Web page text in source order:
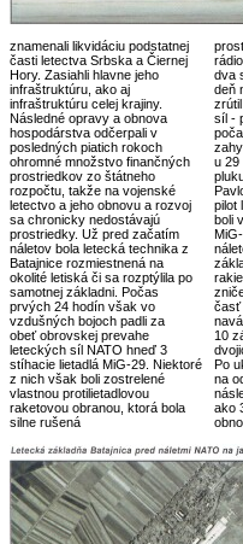
znamenali likvidáciu podstatnej
časti letectva Srbska a Čiernej
Hory. Zasiahli hlavne jeho
infraštruktúru, ako aj
infraštruktúru celej krajiny.
Následné opravy a obnova
hospodárstva odčerpali v
posledných piatich rokoch
ohromné množstvo finančných
prostriedkov zo štátneho
rozpočtu, takže na vojenské
letectvo a jeho obnovu a rozvoj
sa chronicky nedostávajú
prostriedky. Už pred začatím
náletov bola letecká technika z
Batajnice rozmiestnená na
okolité letiská či sa rozptýlila po
samotnej základni. Počas
prvých 24 hodín však vo
vzdušných bojoch padli za
obeť obrovskej prevahe
leteckých síl NATO hneď 3
stíhacie lietadlá MiG-29. Niektoré
z nich však boli zostrelené
vlastnou protilietadlovou
raketovou obranou, ktorá bola
silne rušená
dva
deň
síl -
u 29
pilot
boli
časť
10
Po
na
ako